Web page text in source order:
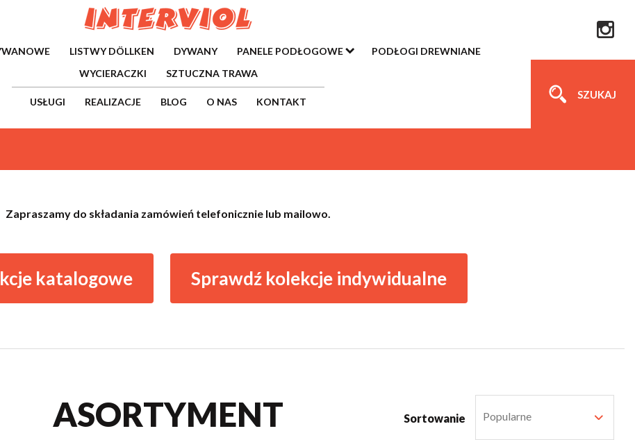
LISTWY DÖLLKEN DYWANY PANELE PODŁOGOWE
PODŁOGI DREWNIANE
WYCIERACZKI
SZTUCZNA TRAWA
USŁUGI REALIZACJE BLOG O NAS KONTAKT
SZUKAJ
Zapraszamy do składania zamówień telefonicznie lub mailowo.
katalogowe Sprawdź kolekcje indywidualne
ASORTYMENT Sortowanie Popularne